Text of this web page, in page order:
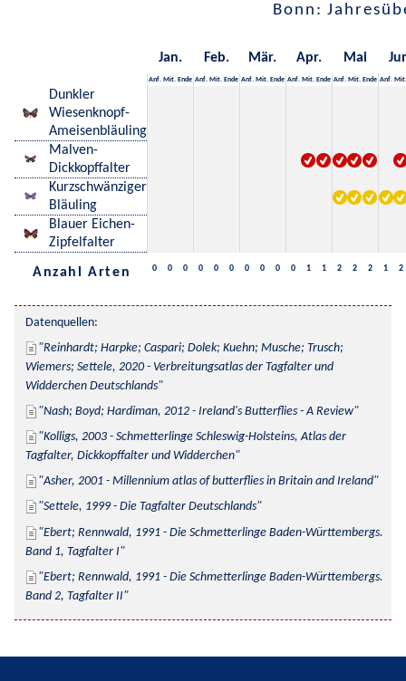
Bonn:
Jan. Feb. Mär. Apr. Mai
Anf. Mit. Ende Anf. Mit. Ende Anf. Mit. Ende Anf. Mit. Ende Anf. Mit. Ende Anf. Mit.
Dunkler
Wiesenknopf-
Ameisenbläuling
Malven-
Dickkopffalter
Kurzschwänziger
Bläuling
Blauer Eichen-
Zipfelfalter
Anzahl Arten 0 0 0 0 0 0 0 0 0 0 1 1 2 2 2 1 2
Datenquellen:
Reinhardt; Harpke; Caspari; Dolek; Kuehn; Musche; Trusch;
Wiemers; Settele, 2020 - Verbreitungsatlas der Tagfalter und
Widderchen Deutschlands
Nash; Boyd; Hardiman, 2012 - Ireland's Butterflies - A Review
Kolligs, 2003 - Schmetterlinge Schleswig-Holsteins, Atlas der
Tagfalter, Dickkopffalter und Widderchen
Asher, 2001 - Millennium atlas of butterflies in Britain and Ireland
Settele, 1999 - Die Tagfalter Deutschlands
Ebert; Rennwald, 1991 - Die Schmetterlinge Baden-Württembergs.
Band 1, Tagfalter I
Ebert; Rennwald, 1991 - Die Schmetterlinge Baden-Württembergs.
Band 2, Tagfalter II